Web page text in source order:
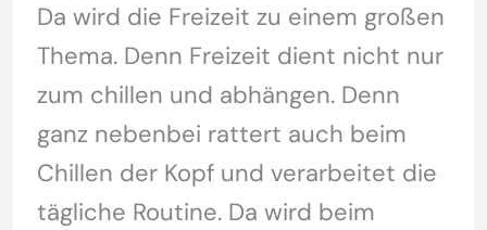
Da wird die Freizeit zu einem großen
Thema. Denn Freizeit dient nicht nur
zum chillen und abhängen. Denn
ganz nebenbei rattert auch beim
Chillen der Kopf und verarbeitet die
tägliche Routine. Da wird beim